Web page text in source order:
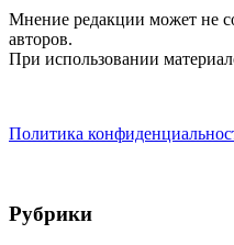
Мнение редакции может не
авторов.
При использовании
Политика
Рубрики